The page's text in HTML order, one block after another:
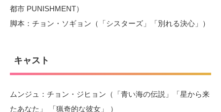
都市 PUNISHMENT）
脚本：チョン・ソギョン（「シスターズ」「別れる決心」）
キャスト
ムンジュ：チョン・ジヒョン（「青い海の伝説」「星から来
たあなた」 「猟奇的な彼女」 ）